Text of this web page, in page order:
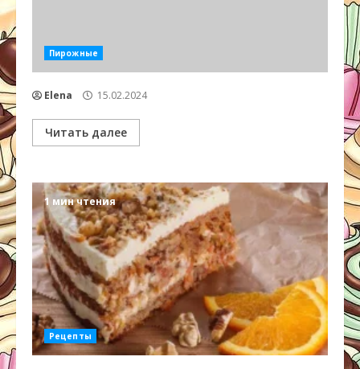
Пирожные
Elena 15.02.2024
Читать далее
1 мин чтения
Рецепты